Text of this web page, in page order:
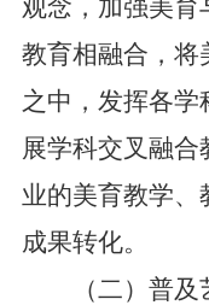
观念，加强美育
教育相融合，将
之中，发挥各
展学科交叉融
业的美育教学、
成果转化。
（二）普及